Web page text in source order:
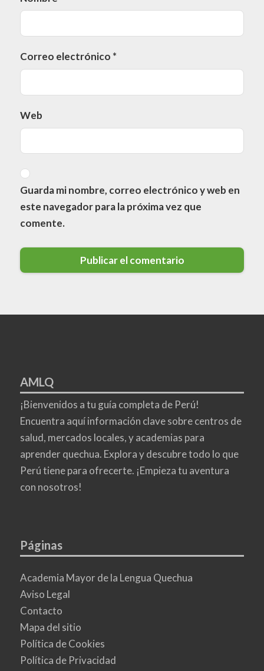
Correo electrónico *
Web
Guarda mi nombre, correo electrónico y web en
este navegador para la próxima vez que
comente.
AMLQ
¡Bienvenidos a tu guía completa de Perú!
Encuentra aquí información clave sobre centros de
salud, mercados locales, y academias para
aprender quechua. Explora y descubre todo lo que
Perú tiene para ofrecerte. ¡Empieza tu aventura
con nosotros!
Páginas
Academia Mayor de la Lengua Quechua
Aviso Legal
Contacto
Mapa del sitio
Política de Cookies
Política de Privacidad